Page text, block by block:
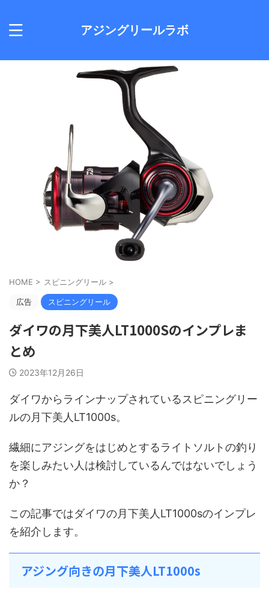
アジングリールラボ
HOME > スピニングリール >
広告 スピニングリール
ダイワの月下美人LT1000Sのインプレま
とめ
2023年12月26日
ダイワからラインナップされているスピニングリー
ルの月下美人LT1000s。
繊細にアジングをはじめとするライトソルトの釣り
を楽しみたい人は検討しているんではないでしょう
か？
この記事ではダイワの月下美人LT1000sのインプレ
を紹介します。
アジング向きの月下美人LT1000s